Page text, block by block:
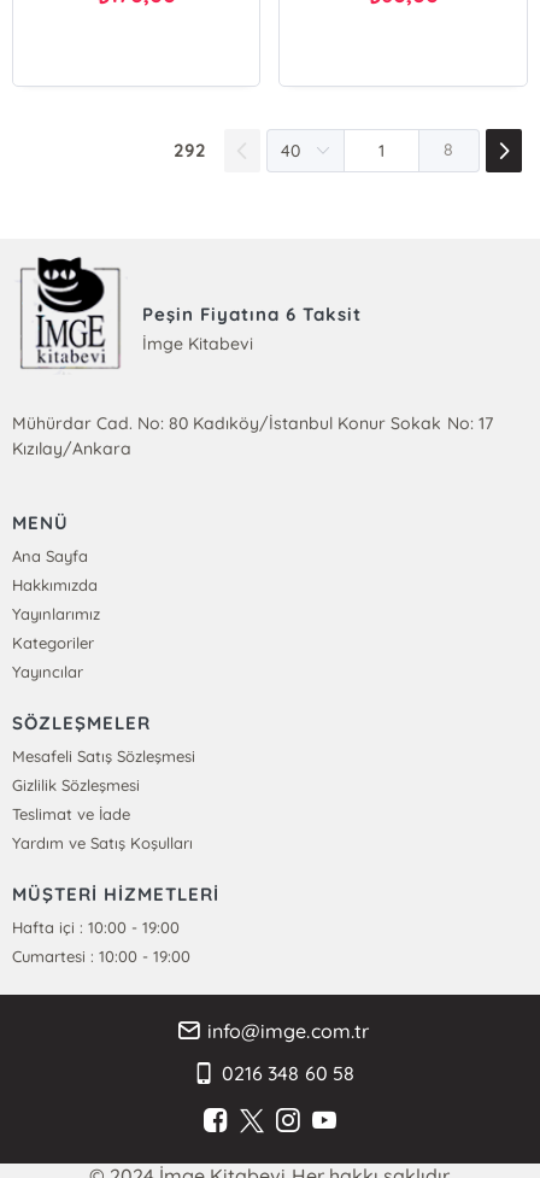
292 8
Peşin Fiyatına 6 Taksit
İmge Kitabevi
Mühürdar Cad. No: 80 Kadıköy/İstanbul Konur Sokak No: 17
Kızılay/Ankara
MENÜ
Ana Sayfa
Hakkımızda
Yayınlarımız
Kategoriler
Yayıncılar
SÖZLEŞMELER
Mesafeli Satış Sözleşmesi
Gizlilik Sözleşmesi
Teslimat ve İade
Yardım ve Satış Koşulları
MÜŞTERİ HİZMETLERİ
Hafta içi : 10:00 - 19:00
Cumartesi : 10:00 - 19:00
info@imge.com.tr
0216 348 60 58